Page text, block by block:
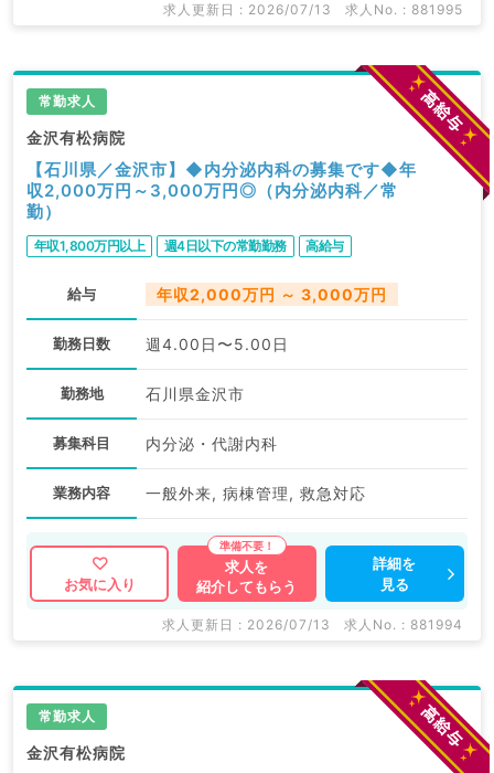
求人更新日 : 2026/07/13 求人No. : 881995
常勤求人
金沢有松病院
【石川県／金沢市】◆内分泌内科の募集です◆年
収2,000万円～3,000万円◎（内分泌内科／常
勤）
年収1,800万円以上 週4日以下の常勤勤務 高給与
給与 年収2,000万円 ～ 3,000万円
勤務日数 週4.00日〜5.00日
勤務地 石川県金沢市
募集科目 内分泌・代謝内科
業務内容 一般外来, 病棟管理, 救急対応
お気に入り
求人を
紹介してもらう
詳細を
見る
求人更新日 : 2026/07/13 求人No. : 881994
常勤求人
金沢有松病院